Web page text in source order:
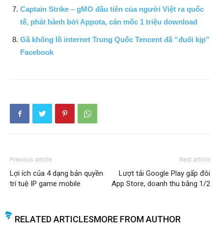
Captain Strike – gMO đầu tiên của người Việt ra quốc
tế, phát hành bởi Appota, cán mốc 1 triệu download
Gã khổng lồ internet Trung Quốc Tencent đã “đuổi kịp”
Facebook
Previous article
Lợi ích của 4 dạng bản quyền
trí tuệ IP game mobile
Next article
Lượt tải Google Play gấp đôi
App Store, doanh thu bằng 1/2
RELATED ARTICLESMORE FROM AUTHOR